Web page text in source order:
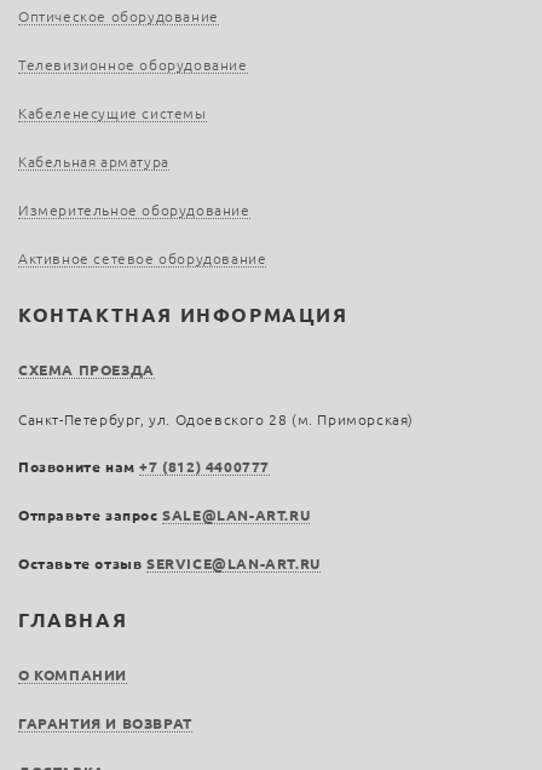
ГЛАВНАЯ
О КОМПАНИИ
ГАРАНТИЯ И ВОЗВРАТ
Оптическое оборудование
Телевизионное оборудование
Кабеленесущие системы
Кабельная арматура
Измерительное оборудование
Активное сетевое оборудование
КОНТАКТНАЯ ИНФОРМАЦИЯ
СХЕМА ПРОЕЗДА
Санкт-Петербург, ул. Одоевского 28 (м. Приморская)
Позвоните нам+7 (812) 4400777
Отправьте запросSALE@LAN-ART.RU
Оставьте отзыв SERVICE@LAN-ART.RU